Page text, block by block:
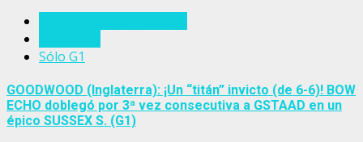
Sólo G1
GOODWOOD (Inglaterra): ¡Un “titán” invicto (de 6-6)! BOW
ECHO doblegó por 3ª vez consecutiva a GSTAAD en un
épico SUSSEX S. (G1)